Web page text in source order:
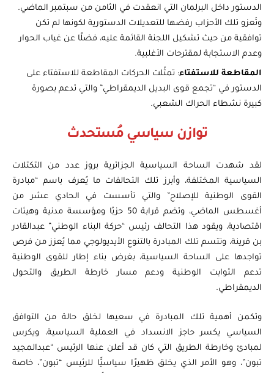
الدستور داخل البرلمان التي انعقدت في الثامن من سبتمبر الماضي.
وتَعزو تلك الأحزاب رفضها للتعديلات الدستورية لكونها لم تكن
توافقية من حيث تشكيل اللجنة القائمة عليه، فضلًا عن غياب الحوار
وعدم الاستجابة لمقترحات الأغلبية.
المقاطعة للاستفتاء: تمثّلت الحركات المقاطعة للاستفتاء على
الدستور في “تجمع قوى البديل الديمقراطي” والتي تدعم بصورة
كبيرة نشطاء الحراك الشعبي.
توازن سياسي مُستحدث
لقد شهدت الساحة السياسية الجزائرية بروز عدد من التكتلات
السياسية المختلفة، وأبرز تلك التحالفات ما يُعرف باسم “مبادرة
القوى الوطنية للإصلاح” والتي تأسست في الحادي عشر من
أغسطس الماضي، وتضم قرابة 50 حزبًا ومؤسسة مدنية وهيئات
اقتصادية، ويقود هذا التحالف رئيس “حركة البناء الوطني” عبدالقادر
بن قرينة، وتتسم تلك المبادرة بالتنوع الأيديولوجي مما يُعزز من فرص
تواجدها على الساحة السياسية، بغرض بناء إطار للقوى الوطنية
تدعم الثوابت الوطنية ودعم مسار خارطة الطريق والتحول
الديمقراطي.
وتكمن أهمية تلك المبادرة في سعيها لخلق حالة من التوافق
السياسي يكسر حاجز الانسداد في العملية السياسية، ويكرس
لمبادئ وخارطة الطريق التي كان قد أعلن عنها الرئيس “عبدالمجيد
تبون”، وهو الأمر الذي يخلق ظهيرًا سياسيًّا للرئيس “تبون”، خاصة